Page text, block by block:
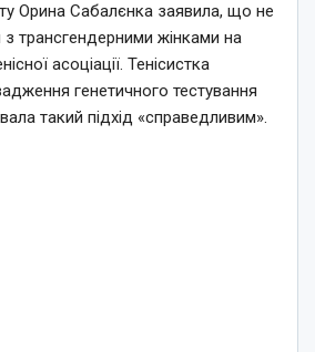
Орина Сабалєнка заявила, що не
з трансгендерними жінками на
асоціації. Тенісистка
генетичного тестування
такий підхід «справедливим».